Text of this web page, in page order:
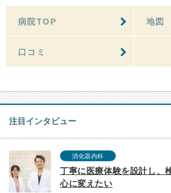
病院TOP 地図
口コミ
注目インタビュー
消化器内科
丁寧に医療体験を設計し、
心に変えたい